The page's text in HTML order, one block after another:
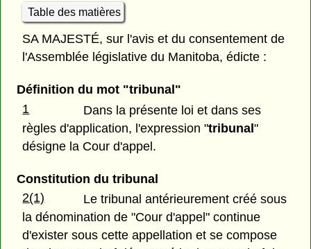
Table des matières
SA MAJESTÉ, sur l'avis et du consentement de
l'Assemblée législative du Manitoba, édicte :
Définition du mot "tribunal"
1
Dans la présente loi et dans ses
règles d'application, l'expression "tribunal"
désigne la Cour d'appel.
Constitution du tribunal
2(1)
Le tribunal antérieurement créé sous
la dénomination de "Cour d'appel" continue
d'exister sous cette appellation et se compose